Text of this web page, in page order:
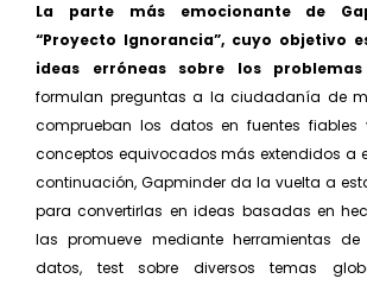
La parte más emocionante de
“Proyecto Ignorancia”, cuyo objetivo
ideas erróneas sobre los
formulan preguntas a la ciudadanía de
comprueban los datos en fuentes fiables
conceptos equivocados más extendidos a
continuación, Gapminder da la vuelta a
para convertirlas en ideas basadas en
las promueve median­te herramientas
datos, test sobre diversos temas